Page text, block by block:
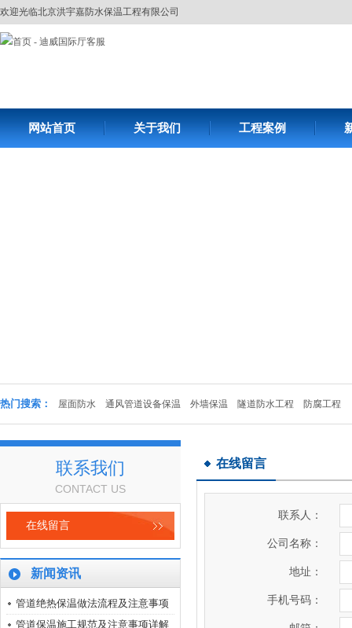
欢迎光临北京洪宇嘉防水保温工程有限公司
网站首页 关于我们 工程案例
热门搜索： 屋面防水 通风管道设备保温 外墙保温 隧道防水工程 防腐工程
联系我们
CONTACT US
在线留言
新闻资讯
管道绝热保温做法流程及注意事项
管道保温施工规范及注意事项详解
脚手架
屋面防水
在线留言
联系人：
公司名称：
地址：
手机号码：